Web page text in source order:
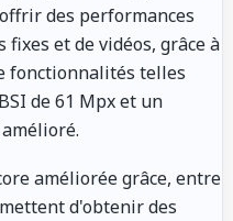
des performances
et de vidéos, grâce à
fonctionnalités telles
de 61 Mpx et un
améliorée grâce, entre
d'obtenir des